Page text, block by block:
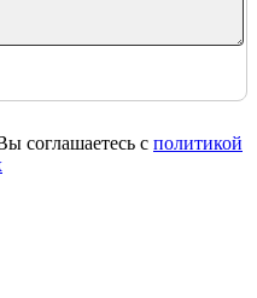
соглашаетесь с политикой